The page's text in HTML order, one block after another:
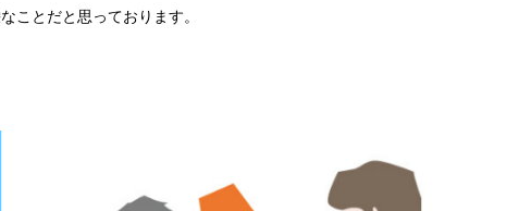
ことだと思っております。